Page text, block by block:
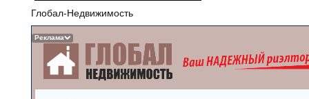
Реклама
Глобал-Недвижимость